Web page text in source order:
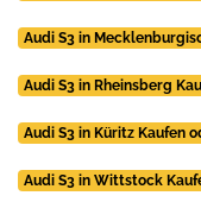
Audi S3 in
Audi S3 in Rheinsberg
Audi S3 in Küritz Kaufen
Audi S3 in Wittstock